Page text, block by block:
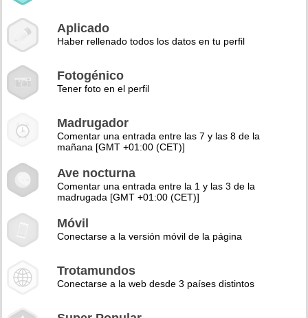
Aplicado
Haber rellenado todos los datos en tu perfil
Fotogénico
Tener foto en el perfil
Madrugador
Comentar una entrada entre las 7 y las 8 de la
mañana [GMT +01:00 (CET)]
Ave nocturna
Comentar una entrada entre la 1 y las 3 de la
madrugada [GMT +01:00 (CET)]
Móvil
Conectarse a la versión móvil de la página
Trotamundos
Conectarse a la web desde 3 países distintos